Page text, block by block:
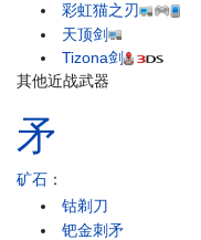
彩虹猫之刃
天顶剑
Tizona剑
其他近战武器
矛
矿石 ：
钴剃刀
钯金刺矛